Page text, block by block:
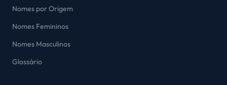
Nomes por Origem
Nomes Femininos
Nomes Masculinos
Glossário